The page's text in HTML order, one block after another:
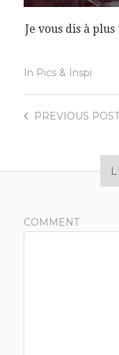
Je vous dis à
In Pics & Inspi
PREVIOUS POST
COMMENT